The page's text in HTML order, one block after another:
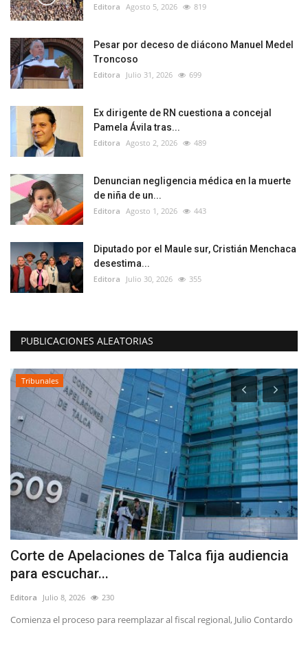
Editora Agosto 5, 2026 819
Pesar por deceso de diácono Manuel Medel
Troncoso
Editora Julio 31, 2026 699
Ex dirigente de RN cuestiona a concejal
Pamela Ávila tras...
Editora Agosto 2, 2026 489
Denuncian negligencia médica en la muerte
de niña de un...
Editora Agosto 1, 2026 443
Diputado por el Maule sur, Cristián Menchaca
desestima...
Editora Julio 30, 2026 355
PUBLICACIONES ALEATORIAS
Tribunales
Corte de Apelaciones de Talca fija audiencia
para escuchar...
Editora Julio 8, 2026 230
Comienza el proceso para reemplazar al fiscal regional, Julio Contardo